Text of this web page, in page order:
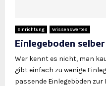
Einrichtung Wissenswertes
Einlegeboden
Wer kennt es nicht, man
gibt einfach zu wenige
passende Einlegeböden zur